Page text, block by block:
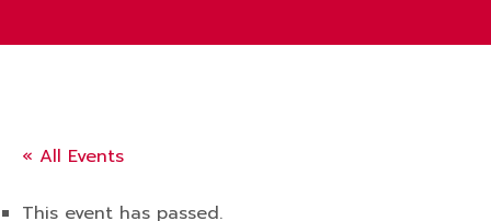
« All Events
This event has passed.